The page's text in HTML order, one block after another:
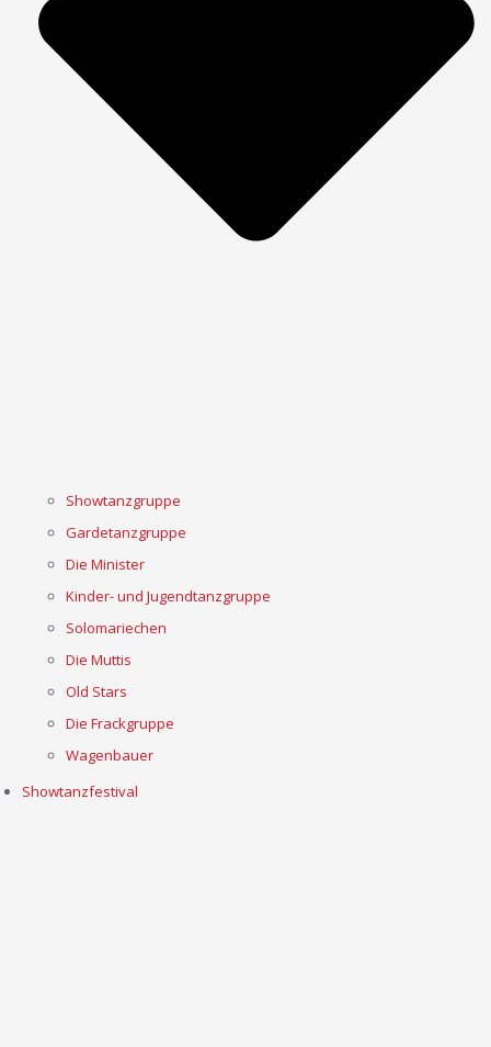
Showtanzgruppe
Gardetanzgruppe
Die Minister
Kinder- und Jugendtanzgruppe
Solomariechen
Die Muttis
Old Stars
Die Frackgruppe
Wagenbauer
Showtanzfestival